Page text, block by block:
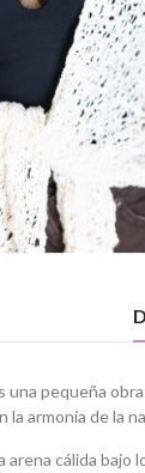
una pequeña
armonía de la
cálida